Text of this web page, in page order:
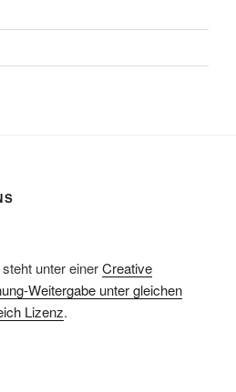
unter einerCreative
Weitergabe unter gleichen
Lizenz.